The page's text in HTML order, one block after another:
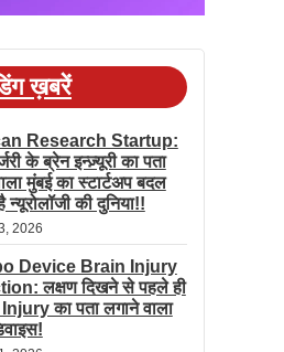
ख़बरें
Research Startup:
के ब्रेन इन्ज़्यूरी का पता
मुंबई का स्टार्टअप बदल
की दुनिया!!
2026
Device Brain Injury
लक्षण दिखने से पहले ही
का पता लगाने वाला